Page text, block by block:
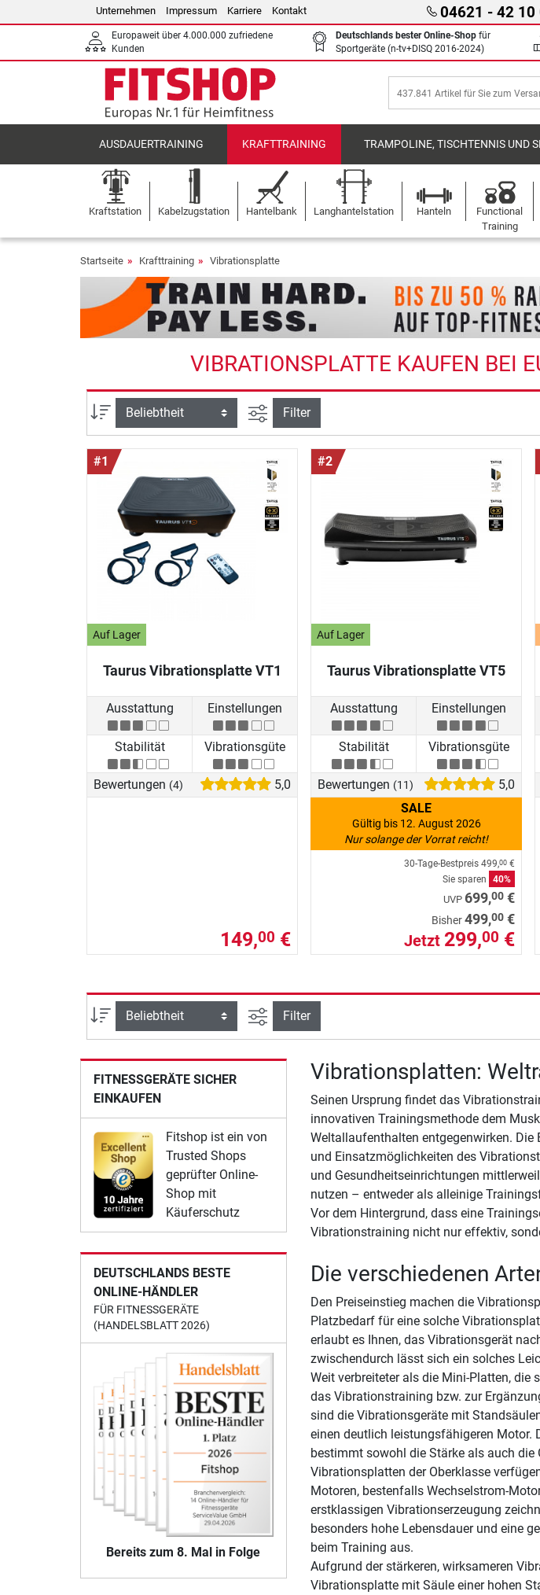
Unternehmen Impressum Karriere Kontakt 04621 - 42 10
Europaweit über 4.000.000 zufriedene
Kunden
Deutschlands bester Online-Shop für
Sportgeräte (n-tv+DISQ 2016-2024)
AUSDAUERTRAINING KRAFTTRAINING TRAMPOLINE, TISCHTENNIS UND
Kraftstation Kabelzugstation Hantelbank Langhantelstation Hanteln
Functional
Training
Startseite Krafttraining Vibrationsplatte
VIBRATIONSPLATTE KAUFEN BEI
Sortierung Ansicht filtern
Filter
#1
Auf Lager
Taurus Vibrationsplatte VT1
Ausstattung Einstellungen
Stabilität Vibrationsgüte
Bewertungen (4) 5,0
149,00 €
#2
Auf Lager
Taurus Vibrationsplatte VT5
Ausstattung Einstellungen
Stabilität Vibrationsgüte
Bewertungen (11)
5,0
SALE
Gültig bis 12. August 2026
Nur solange der Vorrat reicht!
30-Tage-Bestpreis 499,00 €
Sie sparen
40%
UVP 699,00 €
Bisher499,00 €
Jetzt 299,00 €
Sortierung Ansicht filtern
Filter
FITNESSGERÄTE SICHER
EINKAUFEN
Fitshop ist ein von
Trusted Shops
geprüfter Online-
Shop mit
Käuferschutz
DEUTSCHLANDS BESTE
ONLINE-HÄNDLER
FÜR FITNESSGERÄTE
(HANDELSBLATT 2026)
Bereits zum 8. Mal in Folge
Vibrationsplatten:
Seinen Ursprung findet das
innovativen Trainingsmethode dem
Weltallaufenthalten entgegenwirken.
und Einsatzmöglichkeiten des
und Gesundheitseinrichtungen
nutzen – entweder als alleinige
Vor dem Hintergrund, dass eine
Vibrationstraining nicht nur effektiv,
Die verschiedenen
Den Preiseinstieg machen die
Platzbedarf für eine solche
erlaubt es Ihnen, das Vibrationsgerät
zwischendurch lässt sich ein solches
Weit verbreiteter als die Mini-Platten, die
das Vibrationstraining bzw. zur
sind die Vibrationsgeräte mit
einen deutlich leistungsfähigeren Motor.
bestimmt sowohl die Stärke als auch
Vibrationsplatten der Oberklasse
Motoren, bestenfalls Wechselstrom-
erstklassigen Vibrationserzeugung
besonders hohe Lebensdauer und eine
beim Training aus.
Aufgrund der stärkeren, wirksameren
Vibrationsplatte mit Säule einer hohen